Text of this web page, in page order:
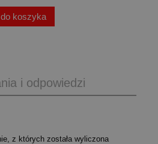
do koszyka
i odpowiedzi
z których została wyliczona